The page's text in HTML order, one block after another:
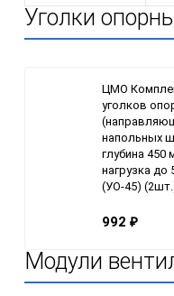
Уголки
ЦМО
уголков
напольных
глубина 450
нагрузка до
(УО-45)
992 ₽
Модули